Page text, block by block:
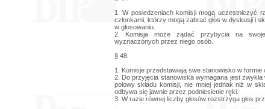
1. W posiedzeniach komisji mogą uczestniczyć
członkami, którzy mogą zabrać głos w dyskusji i
w głosowaniu.
2. Komisja może żądać przybycia na
wyznaczonych przez niego osób.
§ 48.
1. Komisje przedstawiają swe stanowisko w formie
2. Do przyjęcia stanowiska wymagana jest
połowy składu komisji, nie mniej jednak niż w
odbywa się jawnie przez podniesienie ręki.
3. W razie równej liczby głosów rozstrzyga głos